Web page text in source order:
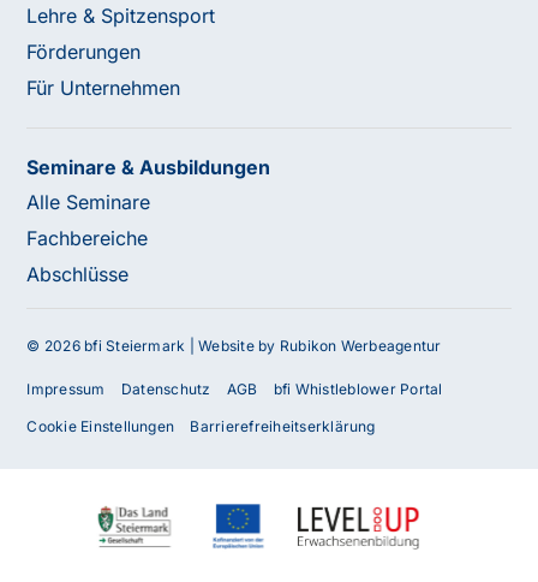
Lehre & Spitzensport
Förderungen
Für Unternehmen
Seminare & Ausbildungen
Alle Seminare
Fachbereiche
Abschlüsse
© 2026 bfi Steiermark |Website by Rubikon Werbeagentur
Impressum Datenschutz AGB bfi Whistleblower Portal
Cookie Einstellungen Barrierefreiheitserklärung